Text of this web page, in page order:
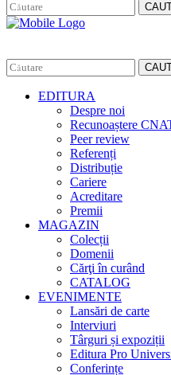
EDITURA
Despre noi
Recunoaștere
Peer review
Referenți
Distribuție
Cariere
Acreditare
Premii
MAGAZIN
Colecții
Domenii
Cărţi în curând
CATALOG
EVENIMENTE
Lansări de carte
Interviuri
Târguri și expoziții
Editura Pro
Conferințe